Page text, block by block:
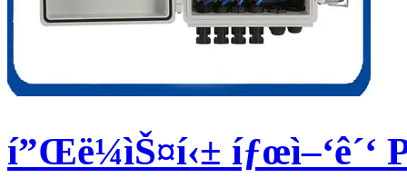
í”Œë¼ìŠ¤í‹± íƒœì–‘ê´‘